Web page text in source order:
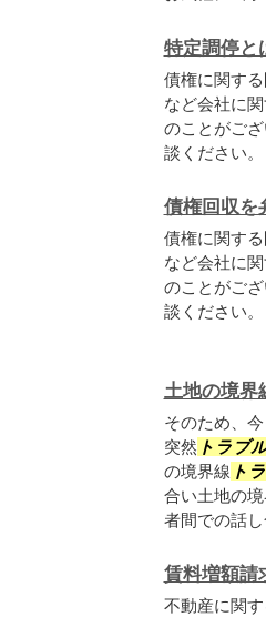
特定調停と
債権に関す
など会社に
のことがご
談ください。
債権回収を
債権に関す
など会社に
のことがご
談ください。
土地の境界
そのため、
突然 トラブ
の境界線 ト
合い土地の
者間での話
賃料増額請
不動産に関